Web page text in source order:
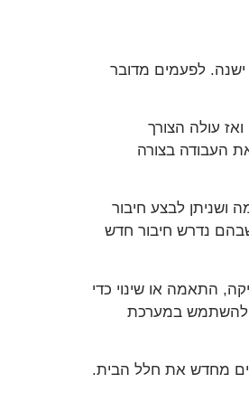
לפעמים מדובר
עולה הצורך
העבודה בצורה
ושניתן לבצע חיבור
נדרש חיבור חדש
התאמה או שינוי כדי
להשתמש במערכת
מחדש את חלל הבית.